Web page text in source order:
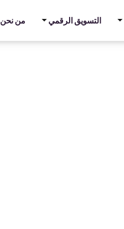
التسويق الرقمي من نحن